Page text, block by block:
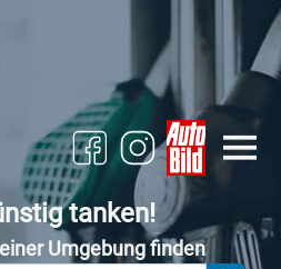
tanken!
Umgebung finden